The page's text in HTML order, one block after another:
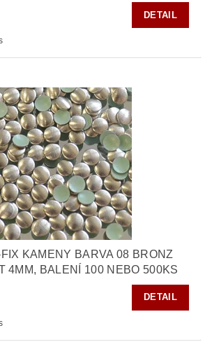
DETAIL
KAMENY BARVA 08 BRONZ
4MM, BALENÍ 100 NEBO 500KS
DETAIL